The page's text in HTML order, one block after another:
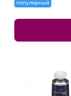
популярный